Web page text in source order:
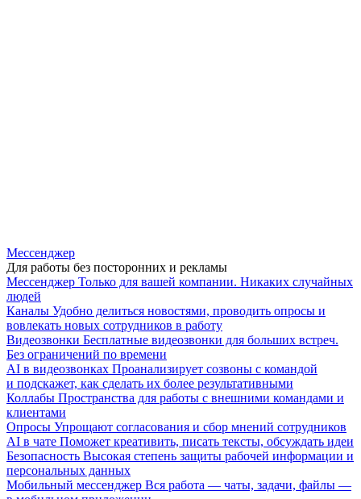
Мессенджер
Для работы без посторонних и рекламы
Мессенджер Только для вашей компании. Никаких случайных
людей
Каналы Удобно делиться новостями, проводить опросы и
вовлекать новых сотрудников в работу
Видеозвонки Бесплатные видеозвонки для больших встреч.
Без ограничений по времени
AI в видеозвонках Проанализирует созвоны с командой
и подскажет, как сделать их более результативными
Коллабы Пространства для работы с внешними командами и
клиентами
Опросы Упрощают согласования и сбор мнений сотрудников
AI в чате Поможет креативить, писать тексты, обсуждать идеи
Безопасность Высокая степень защиты рабочей информации и
персональных данных
Мобильный мессенджер Вся работа — чаты, задачи, файлы —